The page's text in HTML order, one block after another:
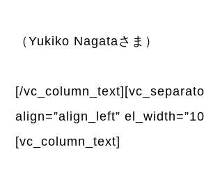
（Yukiko Nagataさま）
[/
align=”align_left”
[vc_column_text]